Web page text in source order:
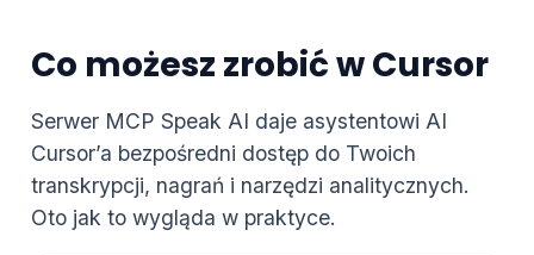
Co możesz zrobić w Cursor
Serwer MCP Speak AI daje asystentowi AI
Cursor’a bezpośredni dostęp do Twoich
transkrypcji, nagrań i narzędzi analitycznych.
Oto jak to wygląda w praktyce.